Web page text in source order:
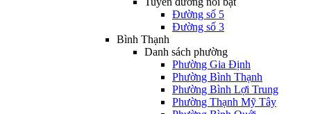
Đường số 5
Đường số 3
Bình Thạnh
Danh sách phường
Phường Gia Định
Phường Bình Thạnh
Phường Bình Lợi Trung
Phường Thạnh Mỹ Tây